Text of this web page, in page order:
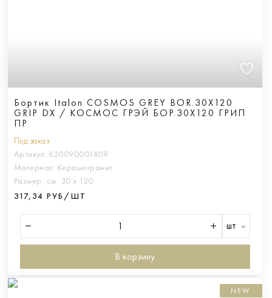
Бортик Italon COSMOS GREY BOR.30X120
GRIP DX / КОСМОС ГРЭЙ БОР.30X120 ГРИП
ПР
Под заказ
Артикул: 620090001409
Материал: Керамогранит
Размер, см: 30 х 120
317,34 РУБ/ШТ
шт
В корзину
NEW